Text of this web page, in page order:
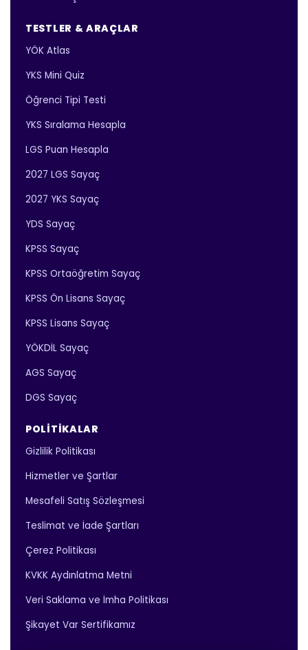
TESTLER & ARAÇLAR
YÖK Atlas
YKS Mini Quiz
Öğrenci Tipi Testi
YKS Sıralama Hesapla
LGS Puan Hesapla
2027 LGS Sayaç
2027 YKS Sayaç
YDS Sayaç
KPSS Sayaç
KPSS Ortaöğretim Sayaç
KPSS Ön Lisans Sayaç
KPSS Lisans Sayaç
YÖKDİL Sayaç
AGS Sayaç
DGS Sayaç
POLITIKALAR
Gizlilik Politikası
Hizmetler ve Şartlar
Mesafeli Satış Sözleşmesi
Teslimat ve İade Şartları
Çerez Politikası
KVKK Aydınlatma Metni
Veri Saklama ve İmha Politikası
Şikayet Var Sertifikamız